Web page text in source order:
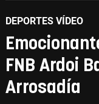
DEPORTES VÍDEO
FNB Ardoi
Arrosadía